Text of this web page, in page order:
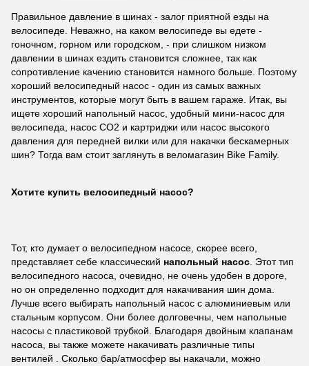
Правильное давление в шинах - залог приятной езды на
велосипеде. Неважно, на каком велосипеде вы едете -
гоночном, горном или городском, - при слишком низком
давлении в шинах ездить становится сложнее, так как
сопротивление качению становится намного больше. Поэтому
хороший велосипедный насос - один из самых важных
инструментов, которые могут быть в вашем гараже. Итак, вы
ищете хороший напольный насос, удобный мини-насос для
велосипеда, насос CO2 и картриджи или насос высокого
давления для передней вилки или для накачки бескамерных
шин? Тогда вам стоит заглянуть в веломагазин Bike Family.
Хотите купить велосипедный насос?
Тот, кто думает о велосипедном насосе, скорее всего,
представляет себе классический напольный насос . Этот тип
велосипедного насоса, очевидно, не очень удобен в дороге,
но он определенно подходит для накачивания шин дома.
Лучше всего выбирать напольный насос с алюминиевым или
стальным корпусом. Они более долговечны, чем напольные
насосы с пластиковой трубкой. Благодаря двойным клапанам
насоса, вы также можете накачивать различные типы
вентилей . Сколько бар/атмосфер вы накачали, можно